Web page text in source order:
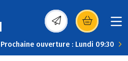
(s’ouvre dans une
Prochaine ouverture : Lundi 09:30